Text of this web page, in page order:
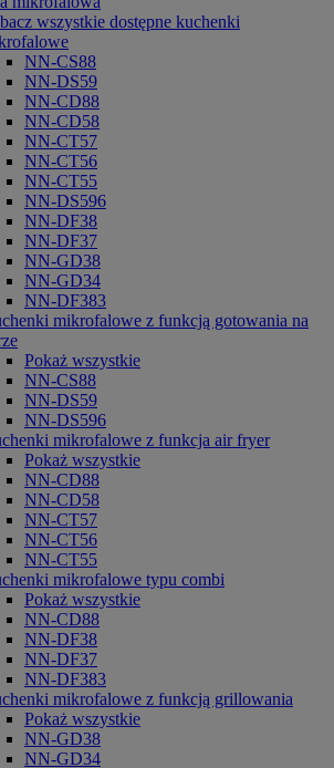
wszystkie dostępne kuchenki
NN-CS88
NN-DS59
NN-CD88
NN-CD58
NN-CT57
NN-CT56
NN-CT55
NN-DS596
NN-DF38
NN-DF37
NN-GD38
NN-GD34
NN-DF383
mikrofalowe z funkcją gotowania na
Pokaż wszystkie
NN-CS88
NN-DS59
NN-DS596
mikrofalowe z funkcja air fryer
Pokaż wszystkie
NN-CD88
NN-CD58
NN-CT57
NN-CT56
NN-CT55
mikrofalowe typu combi
Pokaż wszystkie
NN-CD88
NN-DF38
NN-DF37
NN-DF383
mikrofalowe z funkcją grillowania
Pokaż wszystkie
NN-GD38
NN-GD34